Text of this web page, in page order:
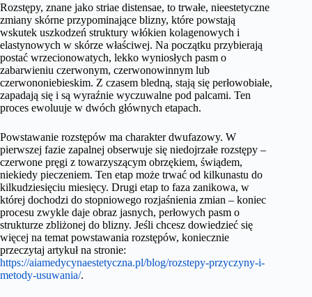
Rozstępy, znane jako striae distensae, to trwałe, nieestetyczne
zmiany skórne przypominające blizny, które powstają
wskutek uszkodzeń struktury włókien kolagenowych i
elastynowych w skórze właściwej. Na początku przybierają
postać wrzecionowatych, lekko wyniosłych pasm o
zabarwieniu czerwonym, czerwonowinnym lub
czerwononiebieskim. Z czasem bledną, stają się perłowobiałe,
zapadają się i są wyraźnie wyczuwalne pod palcami. Ten
proces ewoluuje w dwóch głównych etapach.
Powstawanie rozstępów ma charakter dwufazowy. W
pierwszej fazie zapalnej obserwuje się niedojrzałe rozstępy –
czerwone pręgi z towarzyszącym obrzękiem, świądem,
niekiedy pieczeniem. Ten etap może trwać od kilkunastu do
kilkudziesięciu miesięcy. Drugi etap to faza zanikowa, w
której dochodzi do stopniowego rozjaśnienia zmian – koniec
procesu zwykle daje obraz jasnych, perłowych pasm o
strukturze zbliżonej do blizny. Jeśli chcesz dowiedzieć się
więcej na temat powstawania rozstępów, koniecznie
przeczytaj artykuł na stronie:
https://aiamedycynaestetyczna.pl/blog/rozstepy-przyczyny-i-
metody-usuwania/.